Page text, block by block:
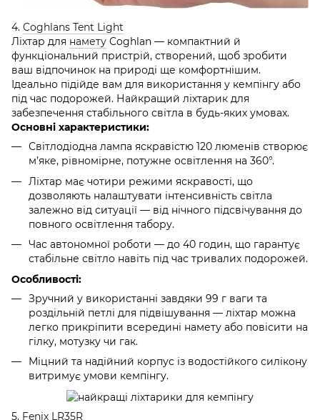
4. Coghlans Tent Light
Ліхтар для намету Coghlan — компактний й
функціональний пристрій, створений, щоб зробити
ваш відпочинок на природі ще комфортнішим.
Ідеально підійде вам для використання у кемпінгу або
під час подорожей. Найкращий ліхтарик для
забезпечення стабільного світла в будь-яких умовах.
Основні характеристики:
Світлодіодна лампа яскравістю 120 люменів створює
м’яке, рівномірне, потужне освітлення на 360°.
Ліхтар має чотири режими яскравості, що
дозволяють налаштувати інтенсивність світла
залежно від ситуації — від нічного підсвічування до
повного освітлення табору.
Час автономної роботи — до 40 годин, що гарантує
стабільне світло навіть під час тривалих подорожей.
Особливості:
Зручний у використанні завдяки 99 г ваги та
роздільній петлі для підвішування — ліхтар можна
легко прикріпити всередині намету або повісити на
гілку, мотузку чи гак.
Міцний та надійний корпус із водостійкого силікону
витримує умови кемпінгу.
5. Fenix LR35R